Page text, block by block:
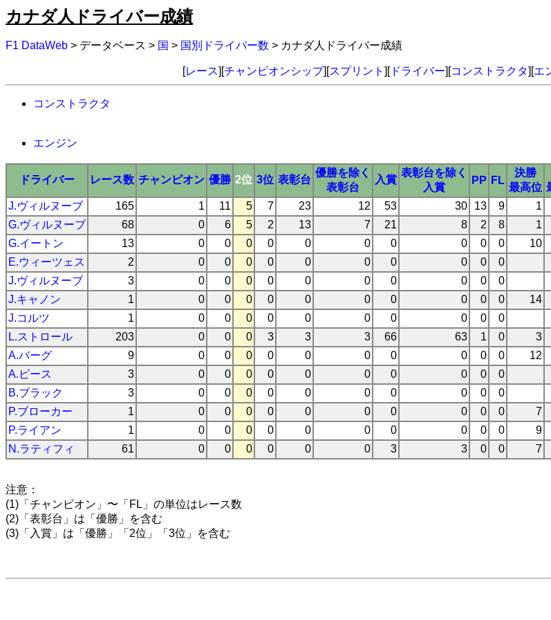
カナダ人ドライバー成績
F1 DataWeb > データベース > 国 > 国別ドライバー数 > カナダ人ドライバー成績
[レース][チャンピオンシップ][スプリント ][ドライバー][コンストラクタ][エ
コンストラクタ
エンジン
ドライバー レース数 チャンピオン 優勝 2位 3位 表彰台
優勝を除く
表彰台
入賞
表彰台を除く
入賞
PP FL
決勝
最高位
J.ヴィルヌーブ
165 1 11 5 7 23 12 53 30 13 9 1
G.ヴィルヌーブ
68 0 6 5 2 13 7 21 8 2 8 1
G.イートン
13 0 0 0 0 0 0 0 0 0 0 10
E.ウィーツェス
2 0 0 0 0 0 0 0 0 0 0
J.ヴィルヌーブ
3 0 0 0 0 0 0 0 0 0 0
J.キャノン
1 0 0 0 0 0 0 0 0 0 0 14
J.コルツ
1 0 0 0 0 0 0 0 0 0 0
L.ストロール
203 0 0 0 3 3 3 66 63 1 0 3
A.バーグ
9 0 0 0 0 0 0 0 0 0 0 12
A.ピース
3 0 0 0 0 0 0 0 0 0 0
B.ブラック
3 0 0 0 0 0 0 0 0 0 0
P.ブローカー
1 0 0 0 0 0 0 0 0 0 0 7
P.ライアン
1 0 0 0 0 0 0 0 0 0 0 9
N.ラティフィ
61 0 0 0 0 0 0 3 3 0 0 7
注意：
(1)「チャンピオン」〜「FL」の単位はレース数
(2)「表彰台」は「優勝」を含む
(3)「入賞」は「優勝」「2位」「3位」を含む